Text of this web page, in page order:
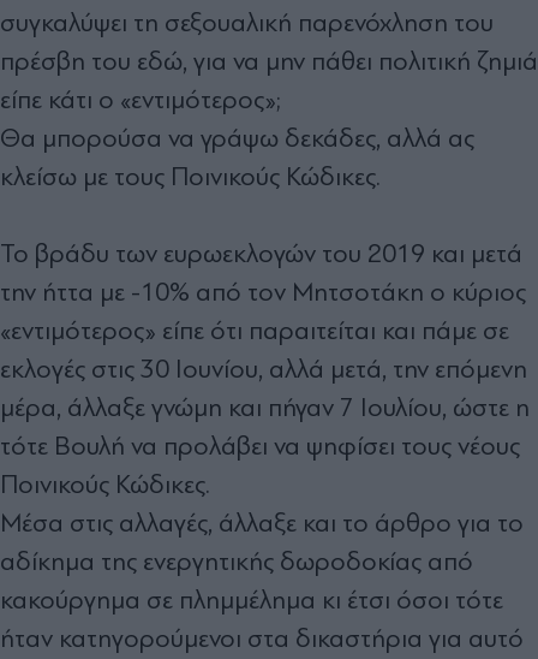
συγκαλύψει τη σεξουαλική παρενόχληση του
πρέσβη του εδώ, για να μην πάθει πολιτική ζημιά
είπε κάτι ο «εντιμότερος»;
Θα μπορούσα να γράψω δεκάδες, αλλά ας
κλείσω με τους Ποινικούς Κώδικες.
Το βράδυ των ευρωεκλογών του 2019 και μετά
την ήττα με -10% από τον Μητσοτάκη ο κύριος
«εντιμότερος» είπε ότι παραιτείται και πάμε σε
εκλογές στις 30 Ιουνίου, αλλά μετά, την επόμενη
μέρα, άλλαξε γνώμη και πήγαν 7 Ιουλίου, ώστε η
τότε Βουλή να προλάβει να ψηφίσει τους νέους
Ποινικούς Κώδικες.
Μέσα στις αλλαγές, άλλαξε και το άρθρο για το
αδίκημα της ενεργητικής δωροδοκίας από
κακούργημα σε πλημμέλημα κι έτσι όσοι τότε
ήταν κατηγορούμενοι στα δικαστήρια για αυτό